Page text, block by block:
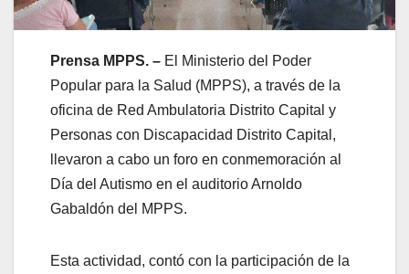
Prensa MPPS. – El Ministerio del Poder
Popular para la Salud (MPPS), a través de la
oficina de Red Ambulatoria Distrito Capital y
Personas con Discapacidad Distrito Capital,
llevaron a cabo un foro en conmemoración al
Día del Autismo en el auditorio Arnoldo
Gabaldón del MPPS.
Esta actividad, contó con la participación de la